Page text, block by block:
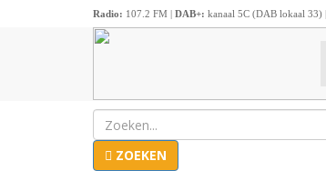
Radio: 107.2 FM | DAB+: kanaal 5C (DAB lokaal 33) |
ZOEKEN